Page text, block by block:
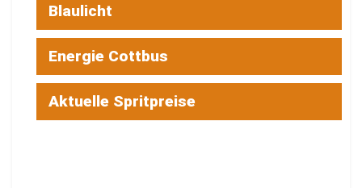
Blaulicht
Energie Cottbus
Aktuelle Spritpreise